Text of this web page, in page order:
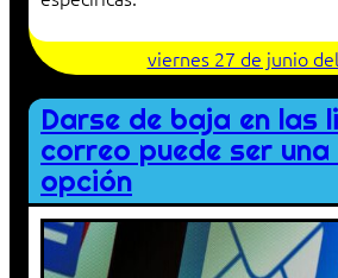
viernes 27 de junio
Darse de baja en las
correo puede ser una
opción